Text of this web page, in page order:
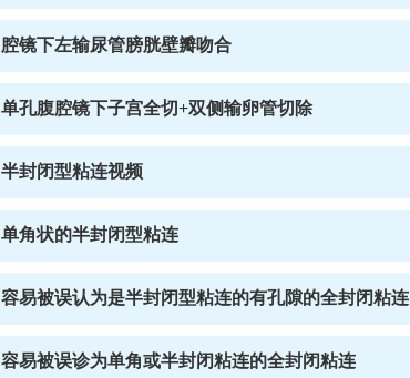
腔镜下左输尿管膀胱壁瓣吻合
单孔腹腔镜下子宫全切+双侧输卵管切除
半封闭型粘连视频
单角状的半封闭型粘连
容易被误认为是半封闭型粘连的有孔隙的全封闭粘连
容易被误诊为单角或半封闭粘连的全封闭粘连